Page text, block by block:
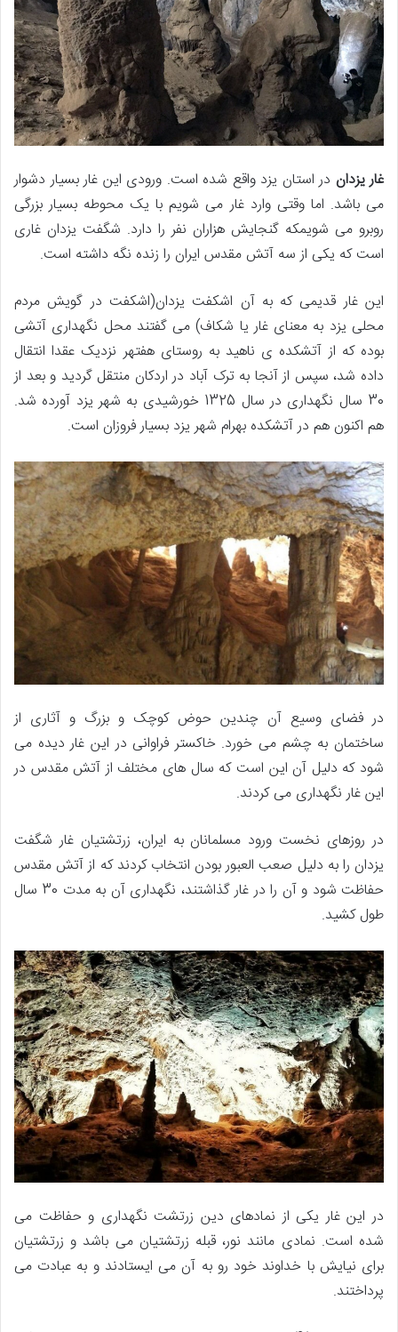
غار یزدان در استان یزد واقع شده است. ورودی این غار بسیار دشوار
می باشد. اما وقتی وارد غار می شویم با یک محوطه بسیار بزرگی
روبرو می شویمکه گنجایش هزاران نفر را دارد. شگفت یزدان غاری
است که یکی از سه آتش مقدس ایران را زنده نگه داشته است.
این غار قدیمی که به آن اشکفت یزدان(اشکفت در گویش مردم
محلی یزد به معنای غار یا شکاف) می گفتند محل نگهداری آتشی
بوده که از آتشکده ی ناهید به روستای هفتهر نزدیک عقدا انتقال
داده شد، سپس از آنجا به ترک آباد در اردکان منتقل گردید و بعد از
30 سال نگهداری در سال 1325 خورشیدی به شهر یزد آورده شد.
هم اکنون هم در آتشکده بهرام شهر یزد بسیار فروزان است.
در فضای وسیع آن چندین حوض کوچک و بزرگ و آثاری از
ساختمان به چشم می خورد. خاکستر فراوانی در این غار دیده می
شود که دلیل آن این است که سال های مختلف از آتش مقدس در
این غار نگهداری می کردند.
در روزهای نخست ورود مسلمانان به ایران، زرتشتیان غار شگفت
یزدان را به دلیل صعب العبور بودن انتخاب کردند که از آتش مقدس
حفاظت شود و آن را در غار گذاشتند، نگهداری آن به مدت 30 سال
طول کشید.
در این غار یکی از نمادهای دین زرتشت نگهداری و حفاظت می
شده است. نمادی مانند نور، قبله زرتشتیان می باشد و زرتشتیان
برای نیایش با خداوند خود رو به آن می ایستادند و به عبادت می
پرداختند.